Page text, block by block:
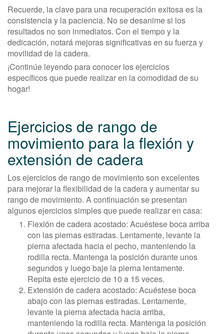
Recuerde, la clave para una recuperación exitosa es la
consistencia y la paciencia. No se desanime si los
resultados no son inmediatos. Con el tiempo y la
dedicación, notará mejoras significativas en su fuerza y
movilidad de la cadera.
¡Continúe leyendo para conocer los ejercicios
específicos que puede realizar en la comodidad de su
hogar!
Ejercicios de rango de
movimiento para la flexión y
extensión de cadera
Los ejercicios de rango de movimiento son excelentes
para mejorar la flexibilidad de la cadera y aumentar su
rango de movimiento. A continuación se presentan
algunos ejercicios simples que puede realizar en casa:
Flexión de cadera acostado: Acuéstese boca arriba
con las piernas estiradas. Lentamente, levante la
pierna afectada hacia el pecho, manteniendo la
rodilla recta. Mantenga la posición durante unos
segundos y luego baje la pierna lentamente.
Repita este ejercicio de 10 a 15 veces.
Extensión de cadera acostado: Acuéstese boca
abajo con las piernas estiradas. Lentamente,
levante la pierna afectada hacia arriba,
manteniendo la rodilla recta. Mantenga la posición